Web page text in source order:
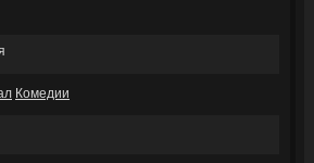
Комедии